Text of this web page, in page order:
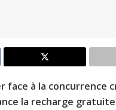
face à la concurrence
la recharge